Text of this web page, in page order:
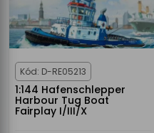
Kód: D-RE05213
1:144 Hafenschlepper
Harbour Tug Boat
Fairplay I/III/X